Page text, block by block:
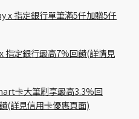
x 指定銀行單筆滿5仟加贈5仟
指定銀行最高7%回饋(詳情見
卡大筆刷享最高3.3%回
(詳見信用卡優惠頁面)